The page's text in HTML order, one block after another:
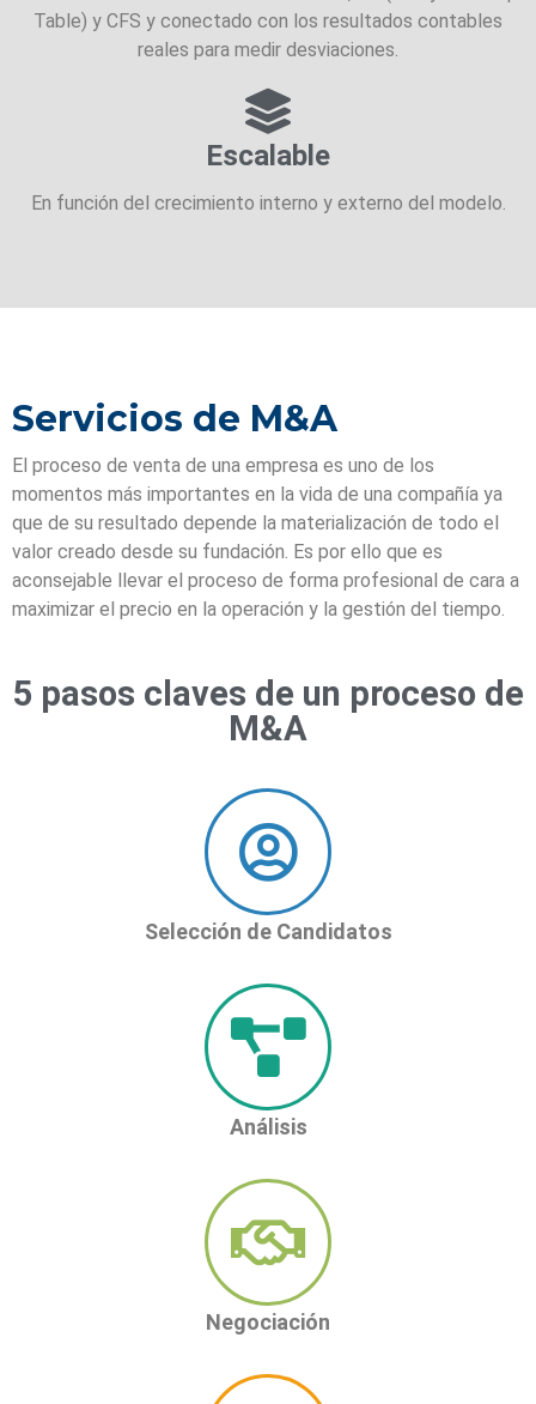
Table) y CFS y conectado con los resultados contables
reales para medir desviaciones.
Escalable
En función del crecimiento interno y externo del modelo.
Servicios de M&A
El proceso de venta de una empresa es uno de los
momentos más importantes en la vida de una compañía ya
que de su resultado depende la materialización de todo el
valor creado desde su fundación. Es por ello que es
aconsejable llevar el proceso de forma profesional de cara a
maximizar el precio en la operación y la gestión del tiempo.
5 pasos claves de un proceso de
M&A
Selección de Candidatos
Análisis
Negociación